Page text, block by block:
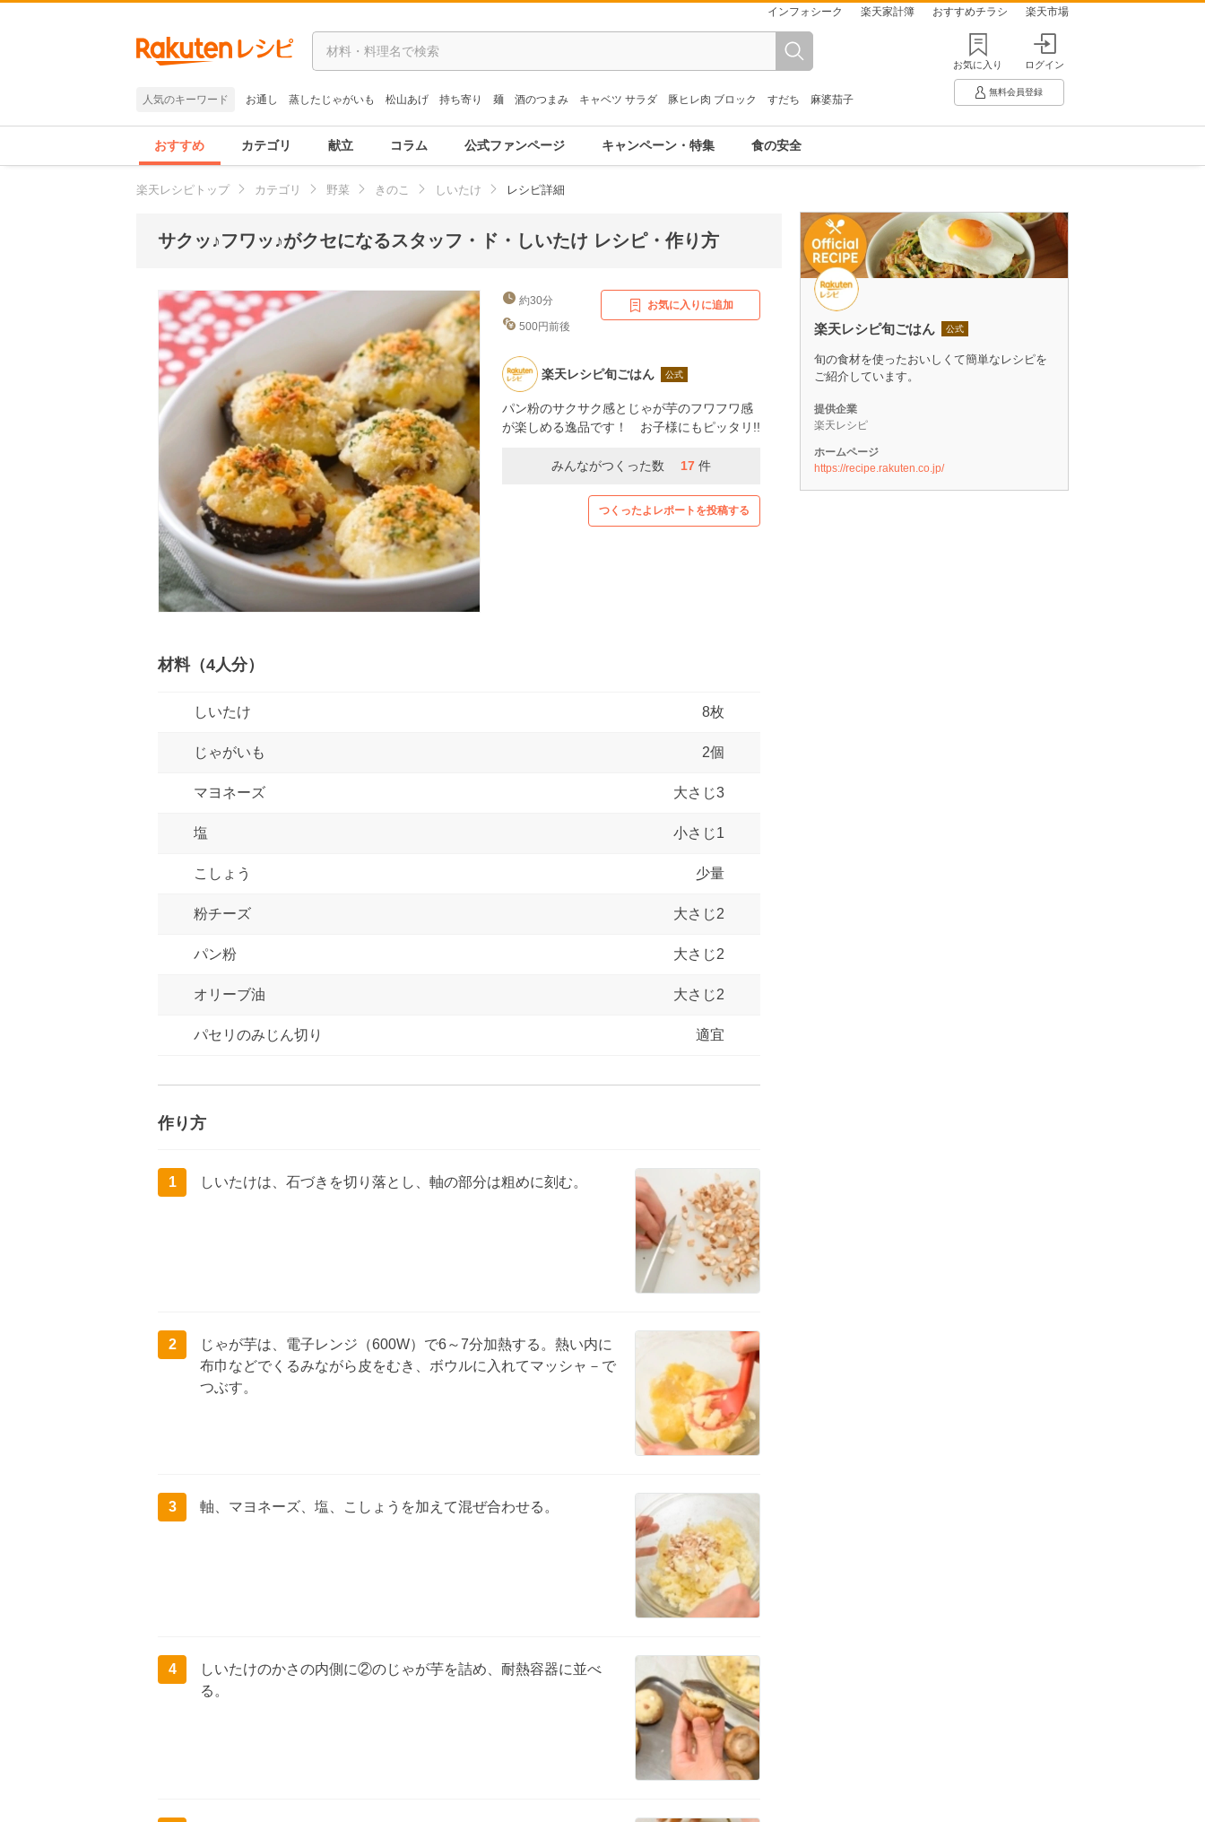
インフォシーク 楽天家計簿 おすすめチラシ 楽天市場
人気のキーワード お通し 蒸したじゃがいも 松山あげ 持ち寄り 麺 酒のつまみ キャベツ サラダ 豚ヒレ肉 ブロック すだち 麻婆茄子
お気に入り ログイン
無料会員登録
おすすめ カテゴリ 献立 コラム 公式ファンページ キャンペーン・特集 食の安全
楽天レシピトップ カテゴリ 野菜 きのこ しいたけ レシピ詳細
サクッ♪フワッ♪がクセになるスタッフ・ド・しいたけ レシピ・作り方
約30分
500円前後
お気に入りに追加
楽天レシピ旬ごはん 公式
パン粉のサクサク感とじゃが芋のフワフワ感
が楽しめる逸品です！ お子様にもピッタリ!!
みんながつくった数 17 件
つくったよレポートを投稿する
材料（4人分）
しいたけ 8枚
じゃがいも 2個
マヨネーズ 大さじ3
塩 小さじ1
こしょう 少量
粉チーズ 大さじ2
パン粉 大さじ2
オリーブ油 大さじ2
パセリのみじん切り 適宜
作り方
1 しいたけは、石づきを切り落とし、軸の部分は粗めに刻む。
2
じゃが芋は、電子レンジ（600W）で6～7分加熱する。熱い内に
布巾などでくるみながら皮をむき、ボウルに入れてマッシャ－で
つぶす。
3 軸、マヨネーズ、塩、こしょうを加えて混ぜ合わせる。
4
しいたけのかさの内側に②のじゃが芋を詰め、耐熱容器に並べ
る。
楽天レシピ旬ごはん 公式
旬の食材を使ったおいしくて簡単なレシピを
ご紹介しています。
提供企業
楽天レシピ
ホームページ
https://recipe.rakuten.co.jp/